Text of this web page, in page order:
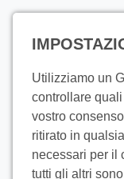
Utilizziamo un
controllare quali
vostro
ritirato in
necessari per il
tutti gli altri